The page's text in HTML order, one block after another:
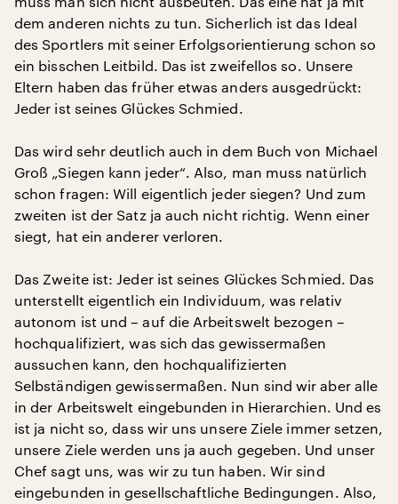
dem anderen nichts zu tun. Sicherlich ist das Ideal
des Sportlers mit seiner Erfolgsorientierung schon so
ein bisschen Leitbild. Das ist zweifellos so. Unsere
Eltern haben das früher etwas anders ausgedrückt:
Jeder ist seines Glückes Schmied.
Das wird sehr deutlich auch in dem Buch von Michael
Groß „Siegen kann jeder“. Also, man muss natürlich
schon fragen: Will eigentlich jeder siegen? Und zum
zweiten ist der Satz ja auch nicht richtig. Wenn einer
siegt, hat ein anderer verloren.
Das Zweite ist: Jeder ist seines Glückes Schmied. Das
unterstellt eigentlich ein Individuum, was relativ
autonom ist und – auf die Arbeitswelt bezogen –
hochqualifiziert, was sich das gewissermaßen
aussuchen kann, den hochqualifizierten
Selbständigen gewissermaßen. Nun sind wir aber alle
in der Arbeitswelt eingebunden in Hierarchien. Und es
ist ja nicht so, dass wir uns unsere Ziele immer setzen,
unsere Ziele werden uns ja auch gegeben. Und unser
Chef sagt uns, was wir zu tun haben. Wir sind
eingebunden in gesellschaftliche Bedingungen. Also,